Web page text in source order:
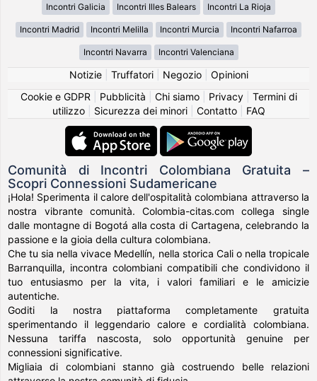
Incontri Galicia Incontri Illes Balears Incontri La Rioja
Incontri Madrid Incontri Melilla Incontri Murcia Incontri Nafarroa
Incontri Navarra Incontri Valenciana
Notizie| Truffatori| Negozio| Opinioni
Cookie e GDPR
Pubblicità Chi siamo| Privacy| Termini di
utilizzo| Sicurezza dei minori| Contatto| FAQ
Comunità di Incontri Colombiana Gratuita –
Scopri Connessioni Sudamericane
¡Hola! Sperimenta il calore dell'ospitalità colombiana attraverso la
nostra vibrante comunità. Colombia-citas.com collega single
dalle montagne di Bogotá alla costa di Cartagena, celebrando la
passione e la gioia della cultura colombiana.
Che tu sia nella vivace Medellín, nella storica Cali o nella tropicale
Barranquilla, incontra colombiani compatibili che condividono il
tuo entusiasmo per la vita, i valori familiari e le amicizie
autentiche.
Goditi la nostra piattaforma completamente gratuita
sperimentando il leggendario calore e cordialità colombiana.
Nessuna tariffa nascosta, solo opportunità genuine per
connessioni significative.
Migliaia di colombiani stanno già costruendo belle relazioni